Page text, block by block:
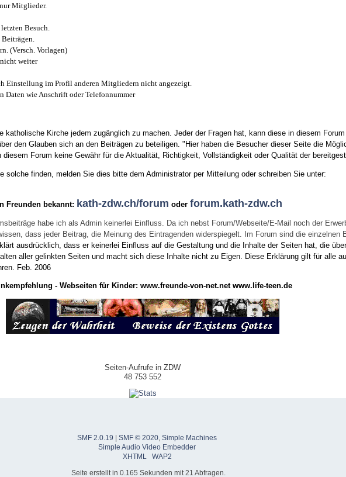
Mitglieder.
Besuch.
(Versch. Vorlagen)
weiter
Einstellung im Profil anderen Mitgliedern nicht angezeigt.
Daten wie Anschrift oder Telefonnummer
katholische Kirche jedem zugänglich zu machen. Jeder der Fragen hat, kann diese in diesem
den Glauben sich an den Beiträgen zu beteiligen. "Hier haben die Besucher dieser Seite die
Forum keine Gewähr für die Aktualität, Richtigkeit, Vollständigkeit oder Qualität der
solche finden, melden Sie dies bitte dem Administrator per Mitteilung oder schreiben Sie unter:
Freunden bekannt: kath-zdw.ch/forum oderforum.kath-zdw.ch
habe ich als Admin keinerlei Einfluss. Da ich nebst Forum/Webseite/E-Mail noch der
dass jeder Beitrag, die Meinung des Eintragenden widerspiegelt. Im Forum sind die einzelnen
ausdrücklich, dass er keinerlei Einfluss auf die Gestaltung und die Inhalte der Seiten hat, die
aller gelinkten Seiten und macht sich diese Inhalte nicht zu Eigen. Diese Erklärung gilt für alle
Feb. 2006
- Webseiten für Kinder: www.freunde-von-net.net www.life-teen.de
Seiten-Aufrufe in ZDW
48 753 552
SMF 2.0.19 SMF © 2020, Simple Machines
Simple Audio Video Embedder
XHTML
WAP2
Seite erstellt in 0.165 Sekunden mit 21 Abfragen.